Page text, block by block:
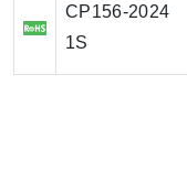
CP156-2024
1S